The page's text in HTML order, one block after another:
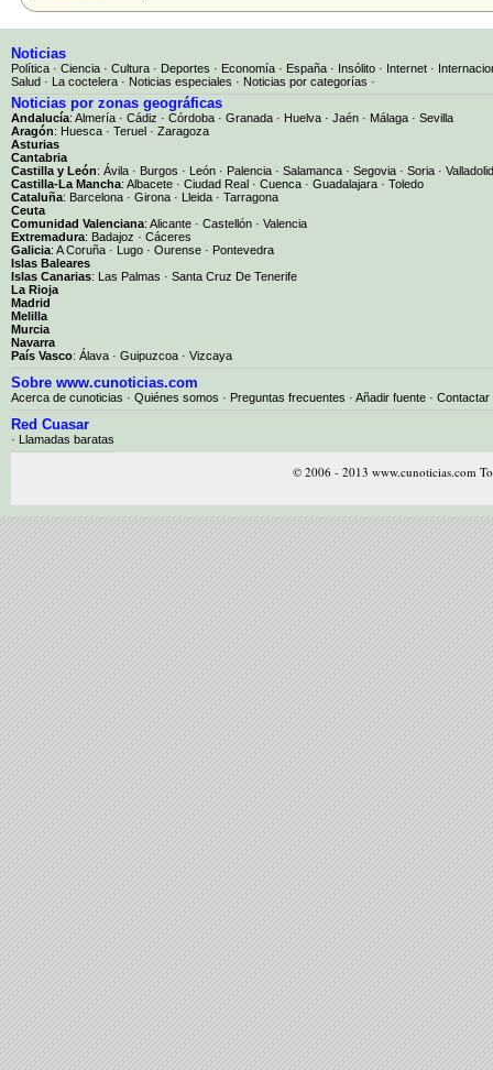
Noticias
Política · Ciencia · Cultura · Deportes · Economía · España · Insólito · Internet ·
Salud · La coctelera · Noticias especiales · Noticias por categorías ·
Noticias por zonas geográficas
Andalucía: Almería · Cádiz · Córdoba · Granada · Huelva · Jaén · Málaga · Sevilla
Aragón: Huesca · Teruel · Zaragoza
Asturias
Cantabria
Castilla y León: Ávila · Burgos · León · Palencia · Salamanca · Segovia · Soria · Valladolid
Castilla-La Mancha: Albacete · Ciudad Real · Cuenca · Guadalajara · Toledo
Cataluña: Barcelona · Girona · Lleida · Tarragona
Ceuta
Comunidad Valenciana: Alicante · Castellón · Valencia
Extremadura: Badajoz · Cáceres
Galicia: A Coruña · Lugo · Ourense · Pontevedra
Islas Baleares
Islas Canarias: Las Palmas · Santa Cruz De Tenerife
La Rioja
Madrid
Melilla
Murcia
Navarra
País Vasco: Álava · Guipuzcoa · Vizcaya
Sobre www.cunoticias.com
Acerca de cunoticias · Quiénes somos · Preguntas frecuentes · Añadir fuente · Contactar
Red Cuasar
· Llamadas baratas
© 2006 - 2013 www.cunoticias.com